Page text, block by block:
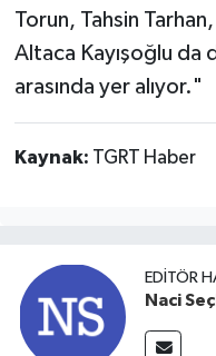
Torun, Tahsin
Altaca Kayışoğlu da
arasında yer alıyor."
Kaynak: TGRT Haber
EDITÖR
Naci